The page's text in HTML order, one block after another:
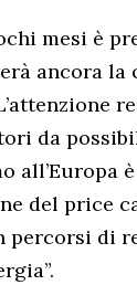
mesi è
ancora
da
all’Europa
del price
di